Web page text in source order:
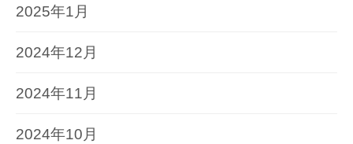
2025年1月
2024年12月
2024年11月
2024年10月